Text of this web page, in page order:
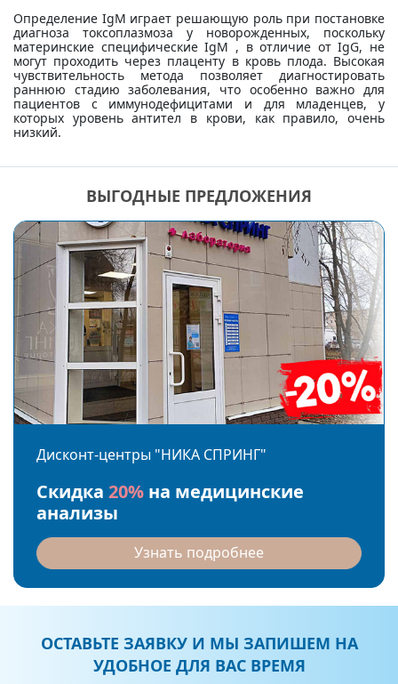
Определение IgM играет решающую роль при постановке
диагноза токсоплазмоза у новорожденных, поскольку
материнские специфические IgM , в отличие от IgG, не
могут проходить через плаценту в кровь плода. Высокая
чувствительность метода позволяет диагностировать
раннюю стадию заболевания, что особенно важно для
пациентов с иммунодефицитами и для младенцев, у
которых уровень антител в крови, как правило, очень
низкий.
ВЫГОДНЫЕ ПРЕДЛОЖЕНИЯ
Дисконт-центры "НИКА СПРИНГ"
Скидка 20% на медицинские
анализы
Узнать подробнее
ОСТАВЬТЕ ЗАЯВКУ И МЫ ЗАПИШЕМ НА
УДОБНОЕ ДЛЯ ВАС ВРЕМЯ